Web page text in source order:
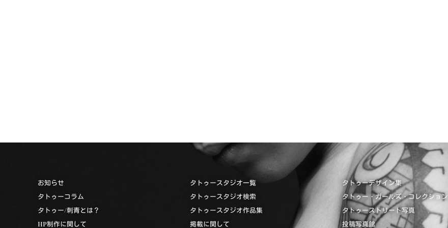
お知らせ
タトゥーコラム
タトゥー/刺青とは？
HP制作に関して
タトゥースタジオ一覧
タトゥースタジオ検索
タトゥースタジオ作品集
掲載に関して
タトゥーデザイン集
タトゥー・ガールズ・コレクション
タトゥーストリート写真
投稿写真館